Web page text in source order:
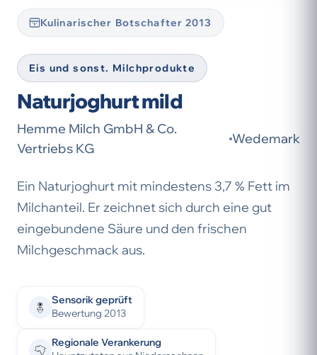
Kulinarischer Botschafter 2013
Eis und sonst. Milchprodukte
Naturjoghurt mild
Hemme Milch GmbH & Co.
Vertriebs KG
Wedemark
Ein Naturjoghurt mit mindestens 3,7 % Fett im
Milchanteil. Er zeichnet sich durch eine gut
eingebundene Säure und den frischen
Milchgeschmack aus.
Sensorik geprüft
Bewertung 2013
Regionale Verankerung